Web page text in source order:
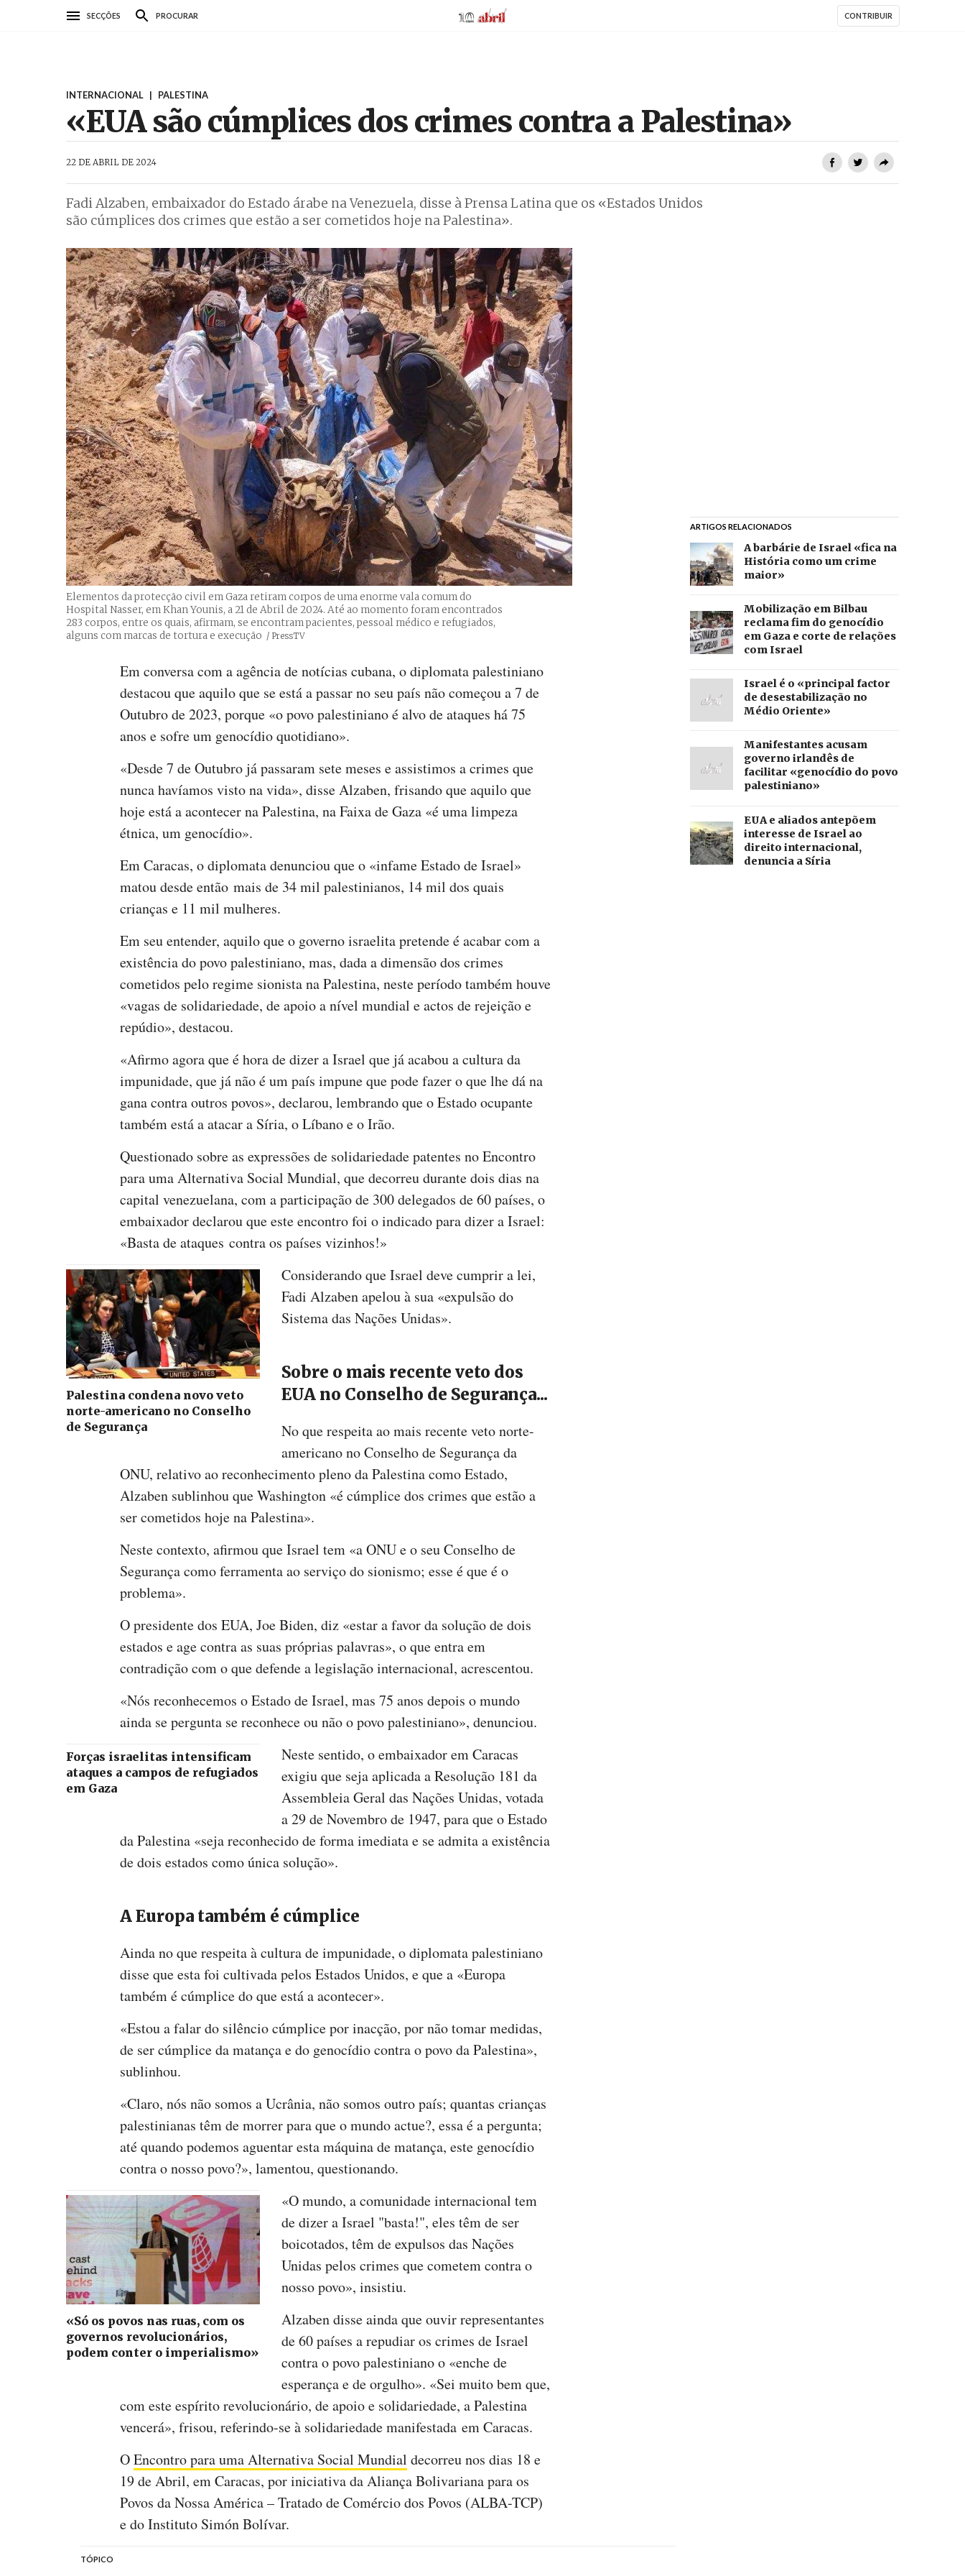
SECÇÕES PROCURAR AbrilAbril CONTRIBUIR
INTERNACIONAL | PALESTINA
«EUA são cúmplices dos crimes contra a Palestina»
22 DE ABRIL DE 2024
Fadi Alzaben, embaixador do Estado árabe na Venezuela, disse à Prensa Latina que os «Estados Unidos
são cúmplices dos crimes que estão a ser cometidos hoje na Palestina».
Elementos da protecção civil em Gaza retiram corpos de uma enorme vala comum do
Hospital Nasser, em Khan Younis, a 21 de Abril de 2024. Até ao momento foram encontrados
283 corpos, entre os quais, afirmam, se encontram pacientes, pessoal médico e refugiados,
alguns com marcas de tortura e execução Créditos
/ PressTV
Em conversa com a agência de notícias cubana, o diplomata palestiniano
destacou que aquilo que se está a passar no seu país não começou a 7 de
Outubro de 2023, porque «o povo palestiniano é alvo de ataques há 75
anos e sofre um genocídio quotidiano».
«Desde 7 de Outubro já passaram sete meses e assistimos a crimes que
nunca havíamos visto na vida», disse Alzaben, frisando que aquilo que
hoje está a acontecer na Palestina, na Faixa de Gaza «é uma limpeza
étnica, um genocídio».
Em Caracas, o diplomata denunciou que o «infame Estado de Israel»
matou desde então mais de 34 mil palestinianos, 14 mil dos quais
crianças e 11 mil mulheres.
Em seu entender, aquilo que o governo israelita pretende é acabar com a
existência do povo palestiniano, mas, dada a dimensão dos crimes
cometidos pelo regime sionista na Palestina, neste período também houve
«vagas de solidariedade, de apoio a nível mundial e actos de rejeição e
repúdio», destacou.
«Afirmo agora que é hora de dizer a Israel que já acabou a cultura da
impunidade, que já não é um país impune que pode fazer o que lhe dá na
gana contra outros povos», declarou, lembrando que o Estado ocupante
também está a atacar a Síria, o Líbano e o Irão.
Questionado sobre as expressões de solidariedade patentes no Encontro
para uma Alternativa Social Mundial, que decorreu durante dois dias na
capital venezuelana, com a participação de 300 delegados de 60 países, o
embaixador declarou que este encontro foi o indicado para dizer a Israel:
«Basta de ataques contra os países vizinhos!»
Palestina condena novo veto
norte-americano no Conselho
de Segurança
Considerando que Israel deve cumprir a lei,
Fadi Alzaben apelou à sua «expulsão do
Sistema das Nações Unidas».
Sobre o mais recente veto dos
EUA no Conselho de Segurança...
No que respeita ao mais recente veto norte-
americano no Conselho de Segurança da
ONU, relativo ao reconhecimento pleno da Palestina como Estado,
Alzaben sublinhou que Washington «é cúmplice dos crimes que estão a
ser cometidos hoje na Palestina».
Neste contexto, afirmou que Israel tem «a ONU e o seu Conselho de
Segurança como ferramenta ao serviço do sionismo; esse é que é o
problema».
O presidente dos EUA, Joe Biden, diz «estar a favor da solução de dois
estados e age contra as suas próprias palavras», o que entra em
contradição com o que defende a legislação internacional, acrescentou.
«Nós reconhecemos o Estado de Israel, mas 75 anos depois o mundo
ainda se pergunta se reconhece ou não o povo palestiniano», denunciou.
Forças israelitas intensificam
ataques a campos de refugiados
em Gaza
Neste sentido, o embaixador em Caracas
exigiu que seja aplicada a Resolução 181 da
Assembleia Geral das Nações Unidas, votada
a 29 de Novembro de 1947, para que o Estado
da Palestina «seja reconhecido de forma imediata e se admita a existência
de dois estados como única solução».
A Europa também é cúmplice
Ainda no que respeita à cultura de impunidade, o diplomata palestiniano
disse que esta foi cultivada pelos Estados Unidos, e que a «Europa
também é cúmplice do que está a acontecer».
«Estou a falar do silêncio cúmplice por inacção, por não tomar medidas,
de ser cúmplice da matança e do genocídio contra o povo da Palestina»,
sublinhou.
«Claro, nós não somos a Ucrânia, não somos outro país; quantas crianças
palestinianas têm de morrer para que o mundo actue?, essa é a pergunta;
até quando podemos aguentar esta máquina de matança, este genocídio
contra o nosso povo?», lamentou, questionando.
«Só os povos nas ruas, com os
governos revolucionários,
podem conter o imperialismo»
«O mundo, a comunidade internacional tem
de dizer a Israel "basta!", eles têm de ser
boicotados, têm de expulsos das Nações
Unidas pelos crimes que cometem contra o
nosso povo», insistiu.
Alzaben disse ainda que ouvir representantes
de 60 países a repudiar os crimes de Israel
contra o povo palestiniano o «enche de
esperança e de orgulho». «Sei muito bem que,
com este espírito revolucionário, de apoio e solidariedade, a Palestina
vencerá», frisou, referindo-se à solidariedade manifestada em Caracas.
OEncontro para uma Alternativa Social Mundial decorreu nos dias 18 e
19 de Abril, em Caracas, por iniciativa da Aliança Bolivariana para os
Povos da Nossa América – Tratado de Comércio dos Povos (ALBA-TCP)
e do Instituto Simón Bolívar.
TÓPICO
ARTIGOS RELACIONADOS
A barbárie de Israel «fica na
História como um crime
maior»
Mobilização em Bilbau
reclama fim do genocídio
em Gaza e corte de relações
com Israel
Israel é o «principal factor
de desestabilização no
Médio Oriente»
Manifestantes acusam
governo irlandês de
facilitar «genocídio do povo
palestiniano»
EUA e aliados antepõem
interesse de Israel ao
direito internacional,
denuncia a Síria